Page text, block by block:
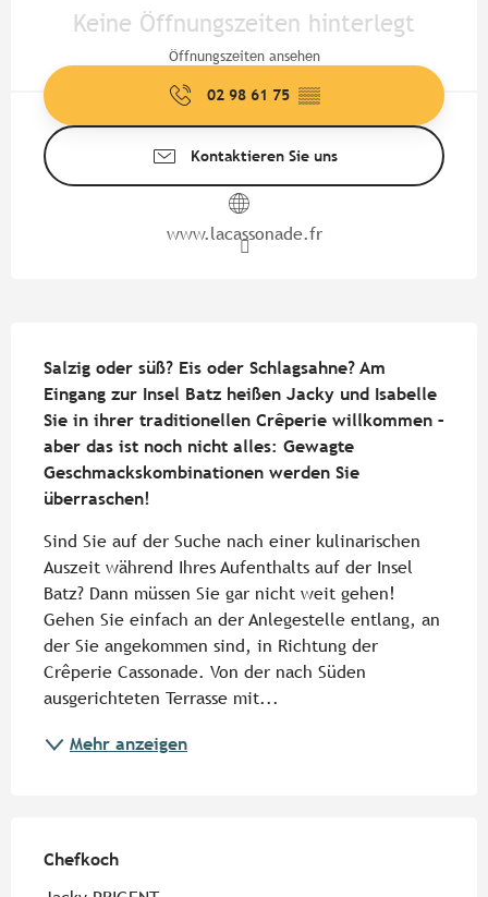
Keine Öffnungszeiten hinterlegt
Öffnungszeiten ansehen
02 98 61 75 ▒▒
Kontaktieren Sie uns
www.lacassonade.fr
Salzig oder süß? Eis oder Schlagsahne? Am
Eingang zur Insel Batz heißen Jacky und Isabelle
Sie in ihrer traditionellen Crêperie willkommen –
aber das ist noch nicht alles: Gewagte
Geschmackskombinationen werden Sie
überraschen!
Sind Sie auf der Suche nach einer kulinarischen
Auszeit während Ihres Aufenthalts auf der Insel
Batz? Dann müssen Sie gar nicht weit gehen!
Gehen Sie einfach an der Anlegestelle entlang, an
der Sie angekommen sind, in Richtung der
Crêperie Cassonade. Von der nach Süden
ausgerichteten Terrasse mit...
Mehr anzeigen
Chefkoch
Chefkoch